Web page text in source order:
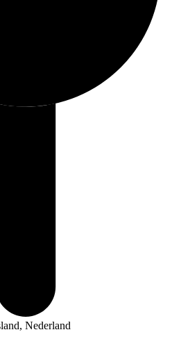
Nederland